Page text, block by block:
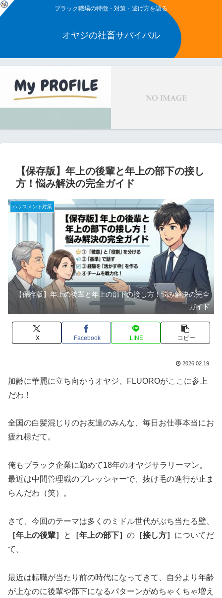
ブラック職場の特徴・対策・逃げ方を語る
オヤジの社畜サバイバル
【保存版】年上の後輩と年上の部下の接し
方！悩み解決の完全ガイド
ハラスメント対策
【保存版】年上の後輩と年上の部下の接し方！悩み解決の完全
ガイド
X Facebook LINE コピー
2026.02.19
加齢に華麗に立ち向かうオヤジ、FLUOROがここに参上
だわ！
全国の白髪混じりのお友達のみんな、毎日お仕事本当にお
疲れ様だて。
俺もブラック企業に勤めて18年のオヤジサラリーマン。
最近は中間管理職のプレッシャーで、抜け毛の進行が止ま
らんだわ（笑）。
さて、今回のテーマは多くのミドル世代がぶち当たる壁、
［年上の後輩］
と ［年上の部下］ の ［接し方］ についてだ
て。
最近は転職が当たり前の時代になってきて、自分より年齢
が上なのに後輩や部下になるパターンがめちゃくちゃ増え